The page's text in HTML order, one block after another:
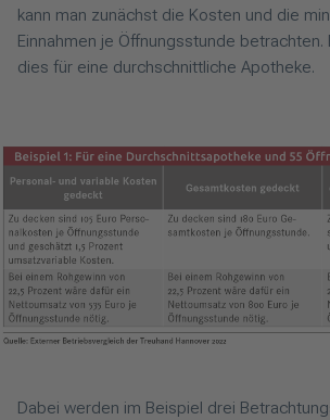
kann man zunächst die Kosten und die
Einnahmen je Öffnungsstunde
dies für eine durchschnittliche Apotheke.
Dabei werden im Beispiel drei